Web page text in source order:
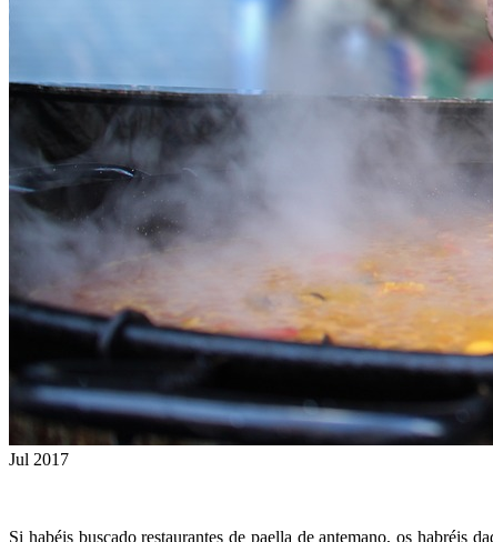
Jul 2017
Si habéis buscado restaurantes de paella de antemano, os habréis